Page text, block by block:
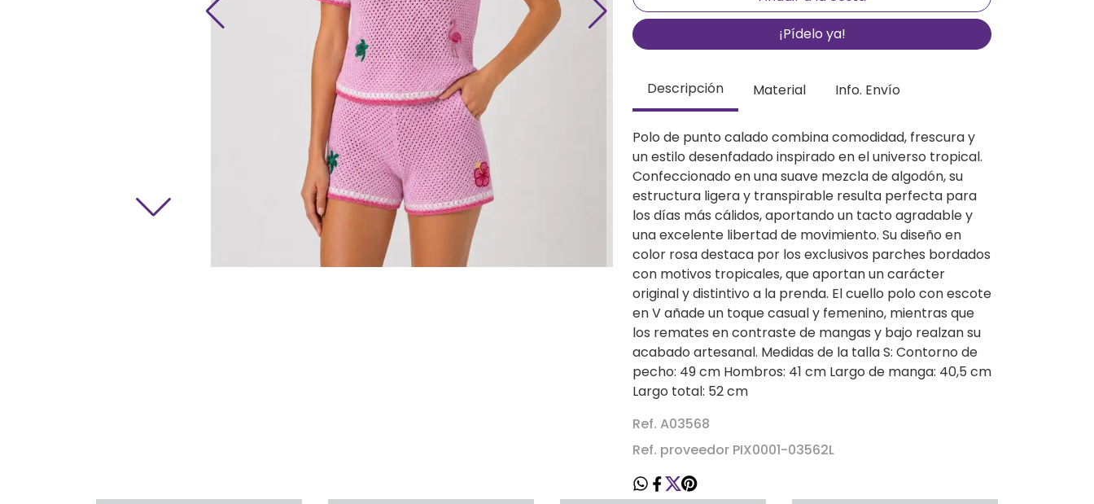
¡Pídelo ya!
Descripción Material Info. Envío
Polo de punto calado combina comodidad, frescura y
un estilo desenfadado inspirado en el universo tropical.
Confeccionado en una suave mezcla de algodón, su
estructura ligera y transpirable resulta perfecta para
los días más cálidos, aportando un tacto agradable y
una excelente libertad de movimiento. Su diseño en
color rosa destaca por los exclusivos parches bordados
con motivos tropicales, que aportan un carácter
original y distintivo a la prenda. El cuello polo con escote
en V añade un toque casual y femenino, mientras que
los remates en contraste de mangas y bajo realzan su
acabado artesanal. Medidas de la talla S: Contorno de
pecho: 49 cm Hombros: 41 cm Largo de manga: 40,5 cm
Largo total: 52 cm
Ref. A03568
Ref. proveedor PIX0001-03562L